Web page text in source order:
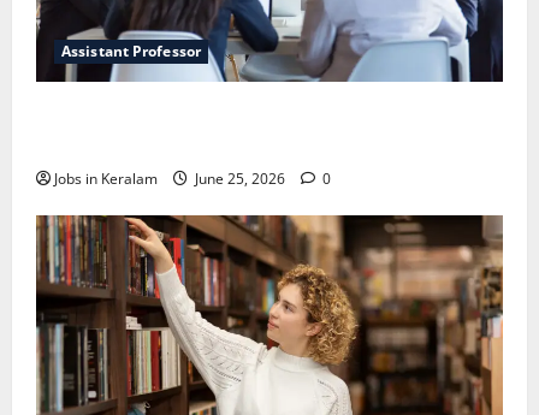
Assistant Professor
Jobs in Keralam June 25, 2026 0